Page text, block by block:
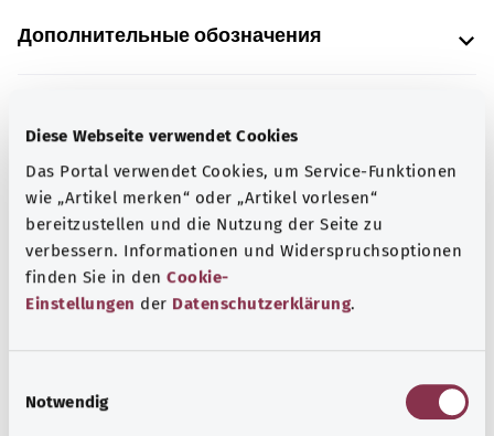
Diese Webseite verwendet Cookies
Das Portal verwendet Cookies, um Service-Funktionen
wie „Artikel merken“ oder „Artikel vorlesen“
bereitzustellen und die Nutzung der Seite zu
verbessern. Informationen und Widerspruchsoptionen
finden Sie in den Cookie-
Einstellungen der Datenschutzerklärung.
Notwendig
Дополнительные обозначения
Указание
Источник
Предоставлено некоммерческой организацией Was
hab’ ich? GmbH по поручению Bundesministerium für
Gesundheit (BMG, Федеральное министерство
здравоохранения).